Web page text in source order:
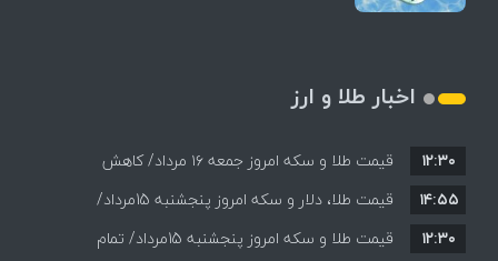
اخبار طلا و ارز
قیمت طلا و سکه امروز جمعه ۱۶ مرداد/ کاهش
قیمت ها+ جدول و جزییات
۱۲:۳۰
قیمت طلا، دلار و سکه امروز پنجشنبه 15مرداد/
افزایش قیمت ها + جدول
۱۴:۵۵
قیمت طلا و سکه امروز پنجشنبه 15مرداد/ تمام
۱۲:۳۰